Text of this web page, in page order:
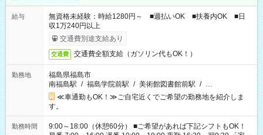
給与
無資格未経験：時給1280円～ ■週払いOK ■扶養内OK ■日
収1万240円以上
交通費別途支給あり
交通費 交通費全額支給（ガソリン代もOK！）
勤務地
福島県福島市
南福島駅 / 福島学院前駅 / 美術館図書館前駅 / …
≪車通勤もOK！≫ご自宅近くでご希望の勤務地を紹介しま
す。
勤務時間
9:00～18:00（休憩60分） ■ご希望があれば下記シフトもOK！